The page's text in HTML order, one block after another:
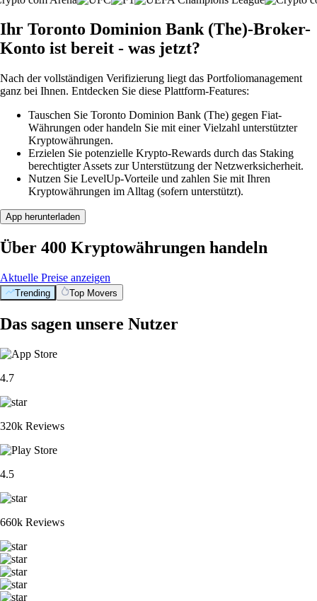
Ihr Toronto Dominion Bank (The)-Broker-
Konto ist bereit - was jetzt?
Nach der vollständigen Verifizierung liegt das Portfoliomanagement
ganz bei Ihnen. Entdecken Sie diese Plattform-Features:
Tauschen Sie Toronto Dominion Bank (The) gegen Fiat-
Währungen oder handeln Sie mit einer Vielzahl unterstützter
Kryptowährungen.
Erzielen Sie potenzielle Krypto-Rewards durch das Staking
berechtigter Assets zur Unterstützung der Netzwerksicherheit.
Nutzen Sie LevelUp-Vorteile und zahlen Sie mit Ihren
Kryptowährungen im Alltag (sofern unterstützt).
App herunterladen
Über 400 Kryptowährungen handeln
Aktuelle Preise anzeigen
Trending Top Movers
Das sagen unsere Nutzer
4.7
320k Reviews
4.5
660k Reviews